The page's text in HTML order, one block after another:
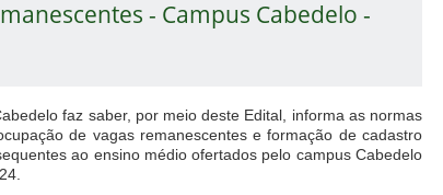
- Campus Cabedelo -
faz saber, por meio deste Edital, informa as normas
de vagas remanescentes e formação de cadastro
ao ensino médio ofertados pelo campus Cabedelo